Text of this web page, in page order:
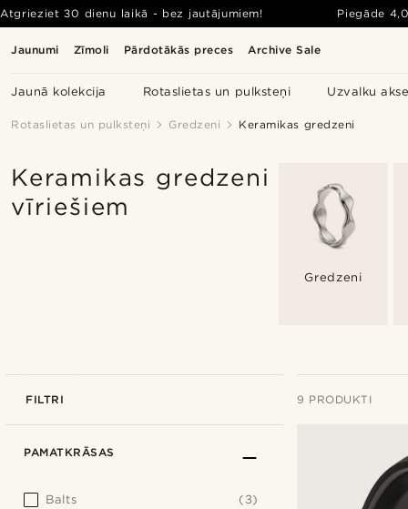
Jaunumi Zīmoli Pārdotākās preces Archive Sale
Jaunā kolekcija Rotaslietas un pulksteņi Uzvalku
Atgrieziet 30 dienu laikā - bez jautājumiem! Piegāde
Rotaslietas un pulksteņi Gredzeni Keramikas gredzeni
Keramikas gredzeni
vīriešiem
Gredzeni
FILTRI 9 PRODUKTI
PAMATKRĀSAS
Balts
(3)